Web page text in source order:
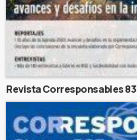
Revista Corresponsables 83